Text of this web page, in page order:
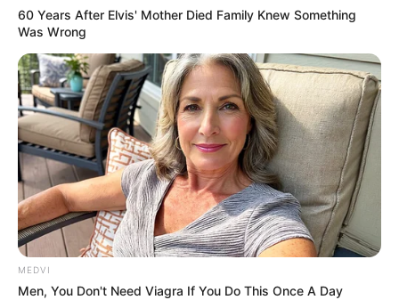
60 Years After Elvis' Mother Died Family Knew Something
Was Wrong
MEDVI
Men, You Don't Need Viagra If You Do This Once A Day